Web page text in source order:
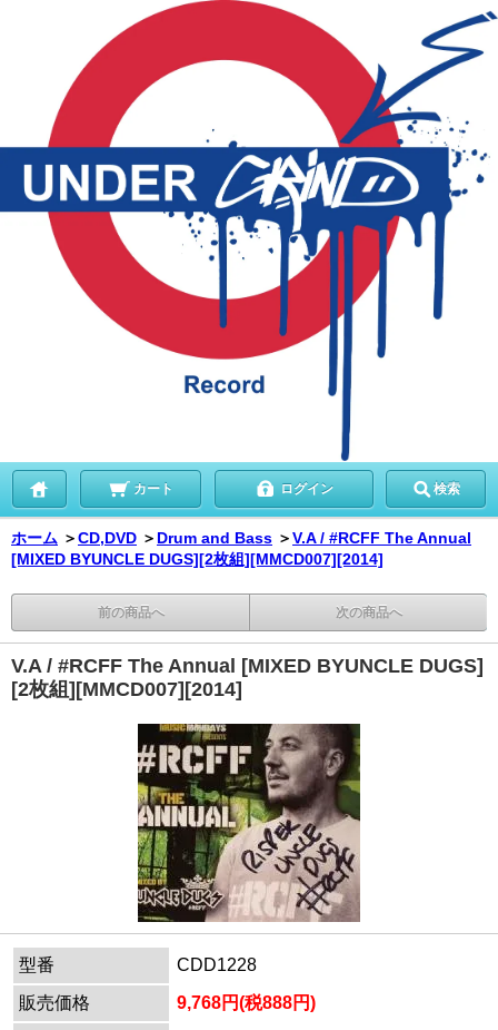
カート ログイン 検索
ホーム ＞CD,DVD ＞ Drum and Bass ＞V.A / #RCFF The Annual
[MIXED BYUNCLE DUGS][2枚組][MMCD007][2014]
前の商品へ 次の商品へ
V.A / #RCFF The Annual [MIXED BYUNCLE DUGS]
[2枚組][MMCD007][2014]
型番
CDD1228
販売価格
9,768円(税888円)